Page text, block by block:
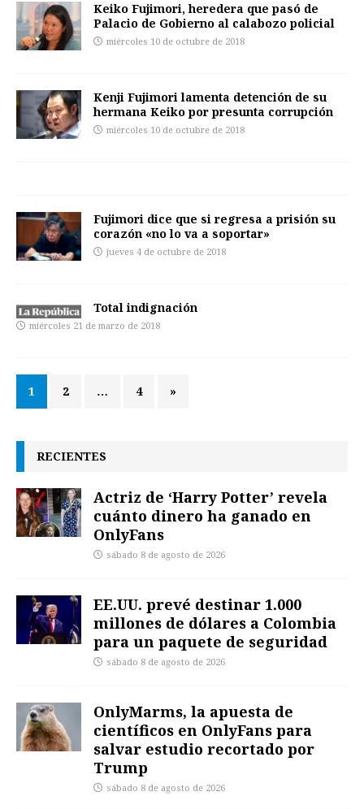
Keiko Fujimori, heredera que pasó de
Palacio de Gobierno al calabozo policial
miércoles 10 de octubre de 2018
Kenji Fujimori lamenta detención de su
hermana Keiko por presunta corrupción
miércoles 10 de octubre de 2018
Fujimori dice que si regresa a prisión su
corazón «no lo va a soportar»
jueves 4 de octubre de 2018
Total indignación
miércoles 21 de marzo de 2018
1 2 … 4 »
RECIENTES
Actriz de ‘Harry Potter’ revela
cuánto dinero ha ganado en
OnlyFans
sábado 8 de agosto de 2026
EE.UU. prevé destinar 1.000
millones de dólares a Colombia
para un paquete de seguridad
sábado 8 de agosto de 2026
OnlyMarms, la apuesta de
científicos en OnlyFans para
salvar estudio recortado por
Trump
sábado 8 de agosto de 2026